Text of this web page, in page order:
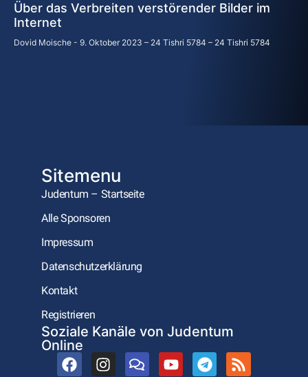
Über das Verbreiten verstörender Bilder im
Internet
Dovid Moische 9. Oktober 2023 – 24 Tishri 5784 – 24 Tishri 5784
Sitemenu
Judentum – Startseite
Alle Sponsoren
Impressum
Datenschutzerklärung
Kontakt
Registrieren
Soziale Kanäle von Judentum
Online